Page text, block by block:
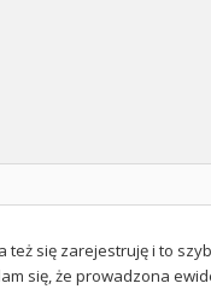
się zarejestruję i to
się, że prowadzona